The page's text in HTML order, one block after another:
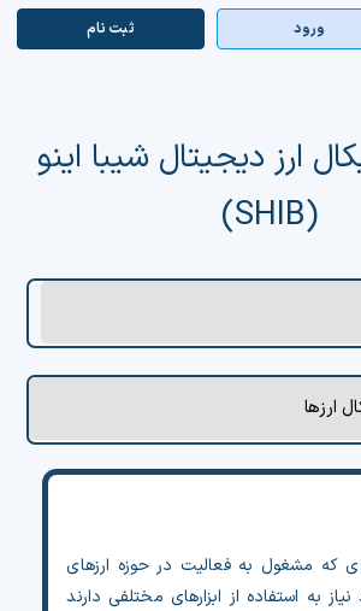
ورود ثبت‌ نام
ارز دیجیتال شیبا اینو
(SHIB)
ارزها
که مشغول به فعالیت در حوزه ارزهای
به استفاده از ابزارهای مختلفی دارند